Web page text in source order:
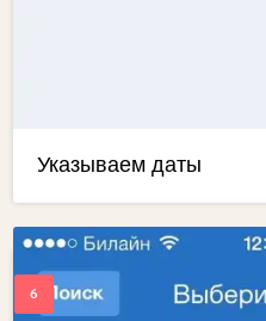
Указываем даты